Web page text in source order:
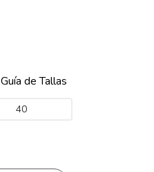
Guía de Tallas
40